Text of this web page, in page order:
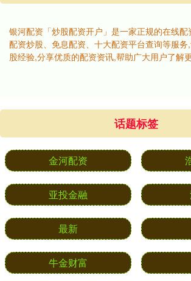
银河配资「炒股配资开户」是一家正规的在线
配资炒股、免息配资、十大配资平台查询等服
股经验,分享优质的配资资讯,帮助广大用户了解
话题标签
金河配资
亚投金融
最新
牛金财富